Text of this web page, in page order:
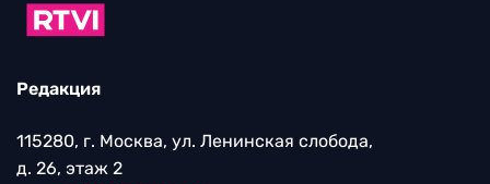
Редакция
115280, г. Москва, ул. Ленинская слобода,
д. 26, этаж 2